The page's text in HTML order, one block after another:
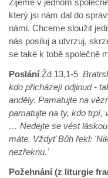
Žijeme v jednom
který jsi nám dal do
námi. Chceme sloužit
nás posiluj a utvrzuj,
se také k tobě společně
PosláníŽd 13,1-5
kdo přicházejí odjinud -
anděly. Pamatujte na
pamatujte na ty, kdo trpí,
… Nedejte se vést
máte. Vždyť Bůh řekl:
nezřeknu.'
Požehnání (z liturgie